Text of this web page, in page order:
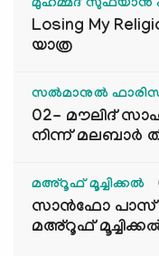
മുഹമ്മദ് സുഫ്‌യാൻ
Losing My
യാത്ര
സൽമാനുൽ
02- മൗലിദ്
നിന്ന് മലബാർ
മഅ്റൂഫ് മൂച്ചിക്കല്‍
സാൻഫോ പാസ്
മഅ്റൂഫ്